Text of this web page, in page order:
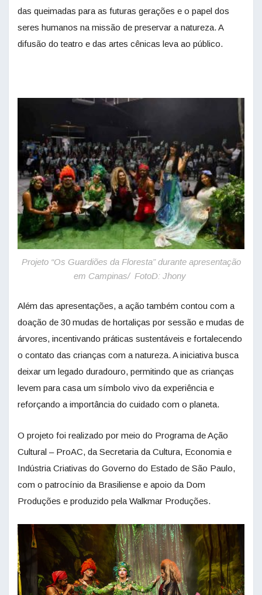
das queimadas para as futuras gerações e o papel dos
seres humanos na missão de preservar a natureza. A
difusão do teatro e das artes cênicas leva ao público.
Projeto “Os Guardiões da Floresta” durante apresentação
em Campinas/ FotoD: Jhony
Além das apresentações, a ação também contou com a
doação de 30 mudas de hortaliças por sessão e mudas de
árvores, incentivando práticas sustentáveis e fortalecendo
o contato das crianças com a natureza. A iniciativa busca
deixar um legado duradouro, permitindo que as crianças
levem para casa um símbolo vivo da experiência e
reforçando a importância do cuidado com o planeta.
O projeto foi realizado por meio do Programa de Ação
Cultural – ProAC, da Secretaria da Cultura, Economia e
Indústria Criativas do Governo do Estado de São Paulo,
com o patrocínio da Brasiliense e apoio da Dom
Produções e produzido pela Walkmar Produções.